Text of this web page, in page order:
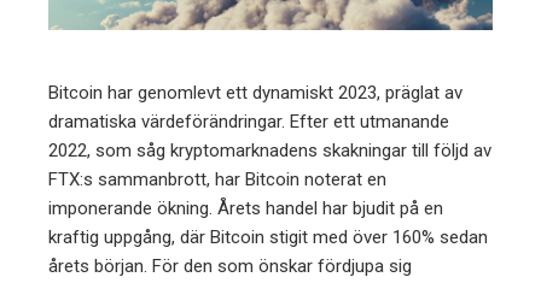
Bitcoin har genomlevt ett dynamiskt 2023, präglat av
dramatiska värdeförändringar. Efter ett utmanande
2022, som såg kryptomarknadens skakningar till följd av
FTX:s sammanbrott, har Bitcoin noterat en
imponerande ökning. Årets handel har bjudit på en
kraftig uppgång, där Bitcoin stigit med över 160% sedan
årets början. För den som önskar fördjupa sig